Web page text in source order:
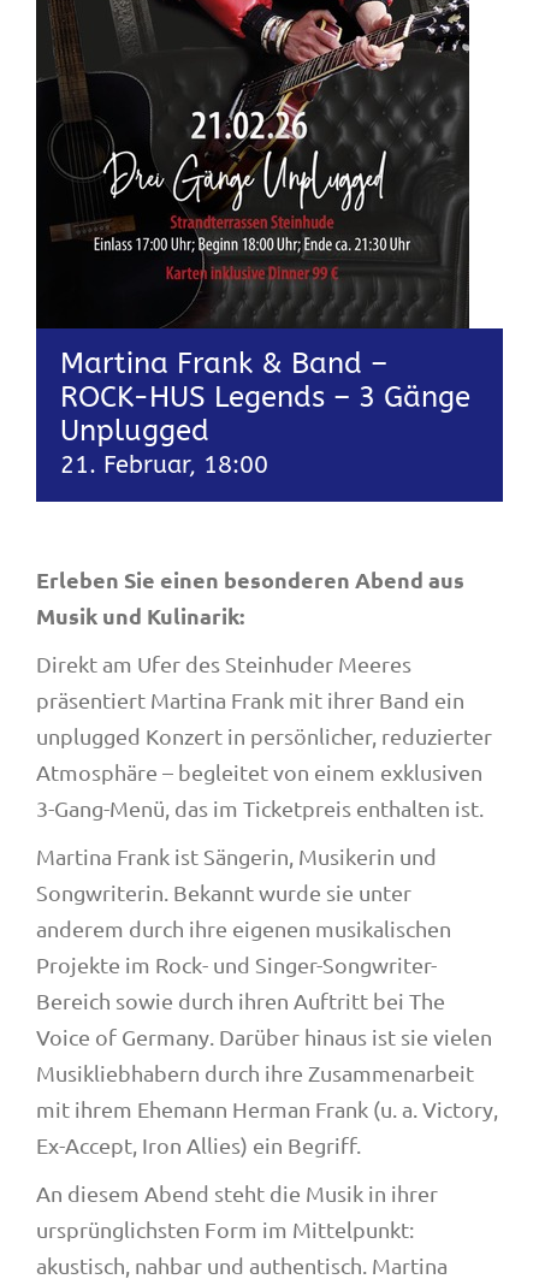
Martina Frank & Band –
ROCK-HUS Legends – 3 Gänge
Unplugged
21. Februar, 18:00
Erleben Sie einen besonderen Abend aus
Musik und Kulinarik:
Direkt am Ufer des Steinhuder Meeres
präsentiert Martina Frank mit ihrer Band ein
unplugged Konzert in persönlicher, reduzierter
Atmosphäre – begleitet von einem exklusiven
3-Gang-Menü, das im Ticketpreis enthalten ist.
Martina Frank ist Sängerin, Musikerin und
Songwriterin. Bekannt wurde sie unter
anderem durch ihre eigenen musikalischen
Projekte im Rock- und Singer-Songwriter-
Bereich sowie durch ihren Auftritt bei The
Voice of Germany. Darüber hinaus ist sie vielen
Musikliebhabern durch ihre Zusammenarbeit
mit ihrem Ehemann Herman Frank (u. a. Victory,
Ex-Accept, Iron Allies) ein Begriff.
An diesem Abend steht die Musik in ihrer
ursprünglichsten Form im Mittelpunkt:
akustisch, nahbar und authentisch. Martina